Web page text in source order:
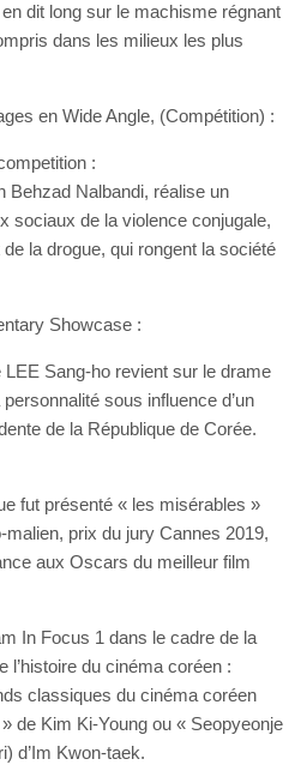
dit long sur le machisme régnant
dans les milieux les plus
en Wide Angle, (Compétition) :
:
Behzad Nalbandi, réalise un
sociaux de la violence conjugale,
la drogue, qui rongent la société
Showcase :
LEE Sang-ho revient sur le drame
sous influence d’un
de la République de Corée.
fut présenté « les misérables »
prix du jury Cannes 2019,
aux Oscars du meilleur film
In Focus 1 dans le cadre de la
l’histoire du cinéma coréen :
classiques du cinéma coréen
de Kim Ki-Young ou « Seopyeonje
d’Im Kwon-taek.